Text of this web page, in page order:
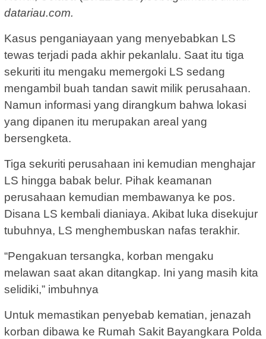
datariau.com.
Kasus penganiayaan yang menyebabkan LS
tewas terjadi pada akhir pekanlalu. Saat itu tiga
sekuriti itu mengaku memergoki LS sedang
mengambil buah tandan sawit milik perusahaan.
Namun informasi yang dirangkum bahwa lokasi
yang dipanen itu merupakan areal yang
bersengketa.
Tiga sekuriti perusahaan ini kemudian menghajar
LS hingga babak belur. Pihak keamanan
perusahaan kemudian membawanya ke pos.
Disana LS kembali dianiaya. Akibat luka disekujur
tubuhnya, LS menghembuskan nafas terakhir.
“Pengakuan tersangka, korban mengaku
melawan saat akan ditangkap. Ini yang masih kita
selidiki,” imbuhnya
Untuk memastikan penyebab kematian, jenazah
korban dibawa ke Rumah Sakit Bayangkara Polda